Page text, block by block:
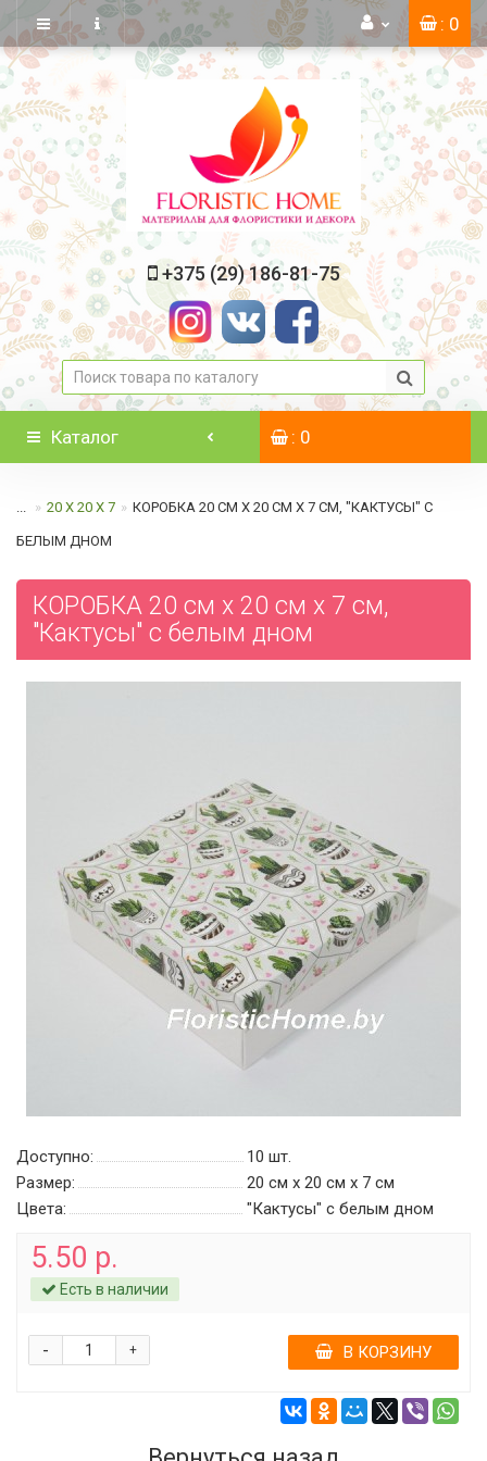
: 0
+375 (29) 186-81-75
Каталог : 0
... 20 Х 20 Х 7 КОРОБКА 20 СМ Х 20 СМ Х 7 СМ, "КАКТУСЫ" С
БЕЛЫМ ДНОМ
КОРОБКА 20 см х 20 см х 7 см,
"Кактусы" с белым дном
Доступно: 10 шт.
Размер:
20 см х 20 см х 7 см
Цвета:
"Кактусы" с белым дном
5.50 р.
Есть в наличии
+
- В КОРЗИНУ